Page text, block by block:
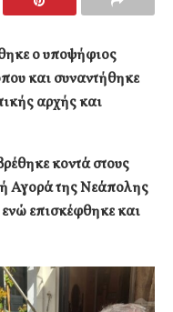
ο υποψήφιος
και συναντήθηκε
αρχής και
κοντά στους
Αγορά της Νεάπολης
επισκέφθηκε και